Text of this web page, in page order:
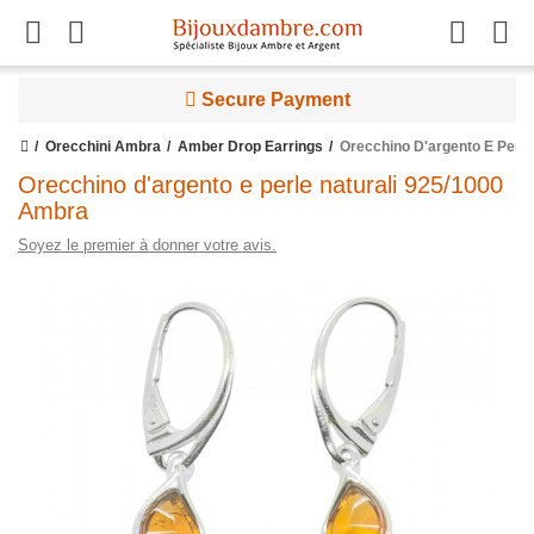
Secure Payment
Orecchini Ambra Amber Drop Earrings Orecchino D'argento E
Orecchino d'argento e perle naturali 925/1000
Ambra
Soyez le premier à donner votre avis.